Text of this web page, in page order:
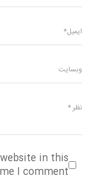
in this
I comment.